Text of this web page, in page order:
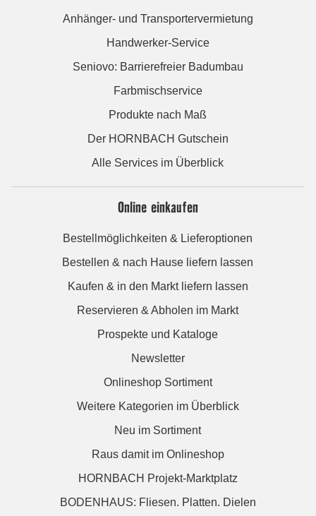
Anhänger- und Transportervermietung
Handwerker-Service
Seniovo: Barrierefreier Badumbau
Farbmischservice
Produkte nach Maß
Der HORNBACH Gutschein
Alle Services im Überblick
Online einkaufen
Bestellmöglichkeiten & Lieferoptionen
Bestellen & nach Hause liefern lassen
Kaufen & in den Markt liefern lassen
Reservieren & Abholen im Markt
Prospekte und Kataloge
Newsletter
Onlineshop Sortiment
Weitere Kategorien im Überblick
Neu im Sortiment
Raus damit im Onlineshop
HORNBACH Projekt-Marktplatz
BODENHAUS: Fliesen. Platten. Dielen